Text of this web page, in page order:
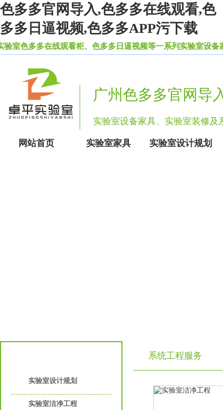
色多多官网导入,色多多在线观看,色
多多日逼视频,色多多APP污下载
多多在线观看柜、色多多日逼视频等一系列实验室设备家具
广州色多多官网导
实验室设备家具、实验室装修
网站首页 实验室家具 实验室设计规划
实验室设计规划
实验室洁净工程
系统工程服务